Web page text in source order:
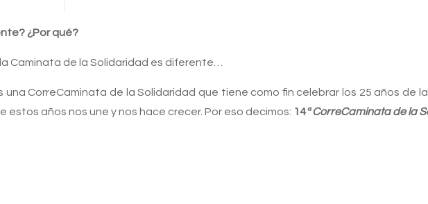
¿Por qué?
Caminata de la Solidaridad es diferente…
una CorreCaminata de la Solidaridad que tiene como fin celebrar los 25 años de
estos años nos une y nos hace crecer. Por eso decimos: 14ª CorreCaminata de la